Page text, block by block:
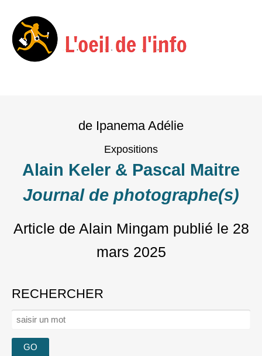
de Ipanema Adélie
Expositions
Alain Keler & Pascal Maitre
Journal de photographe(s)
Article de Alain Mingam publié le 28
mars 2025
RECHERCHER
Rechercher :